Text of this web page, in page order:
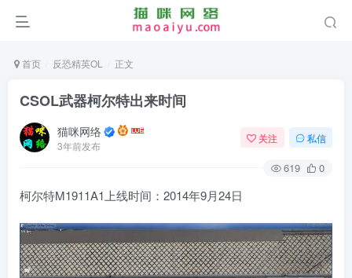
首页 反恐精英OL 正文
CSOL武器柯尔特出来时间
猫咪网络
3年前发布
关注 私信
619 0
柯尔特M1911A1上线时间：2014年9月24日